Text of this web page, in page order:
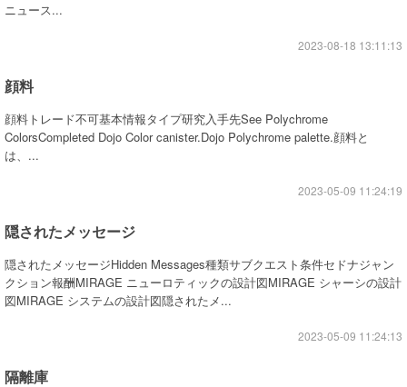
ニュース...
2023-08-18 13:11:13
顔料
顔料トレード不可基本情報タイプ研究入手先See Polychrome
ColorsCompleted Dojo Color canister.Dojo Polychrome palette.顔料と
は、...
2023-05-09 11:24:19
隠されたメッセージ
隠されたメッセージHidden Messages種類サブクエスト条件セドナジャン
クション報酬MIRAGE ニューロティックの設計図MIRAGE シャーシの設計
図MIRAGE システムの設計図隠されたメ...
2023-05-09 11:24:13
隔離庫